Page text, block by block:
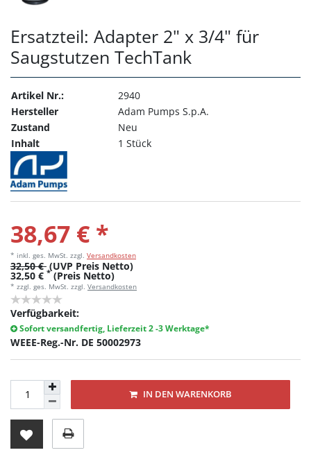
Ersatzteil: Adapter 2" x 3/4" für
Saugstutzen TechTank
Artikel Nr.:
2940
Hersteller
Adam Pumps S.p.A.
Zustand
Neu
Inhalt
1 Stück
38,67 € *
* inkl. ges. MwSt. zzgl. Versandkosten
32,50 € (UVP Preis Netto)
32,50 € * (Preis Netto)
* zzgl. ges. MwSt. zzgl. Versandkosten
Verfügbarkeit:
Sofort versandfertig, Lieferzeit 2 -3 Werktage*
WEEE-Reg.-Nr. DE 50002973
IN DEN WARENKORB